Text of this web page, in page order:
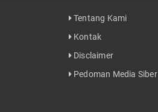
Tentang Kami
Kontak
Disclaimer
Pedoman Media Siber